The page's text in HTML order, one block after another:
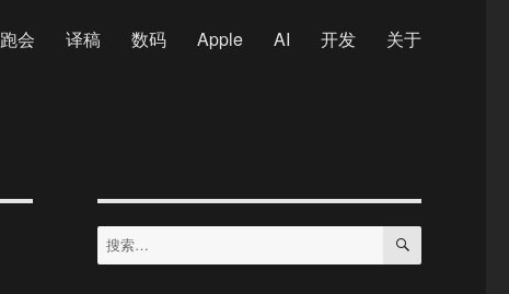
跑会 译稿 数码 Apple AI 开发 关于
搜
索：
搜